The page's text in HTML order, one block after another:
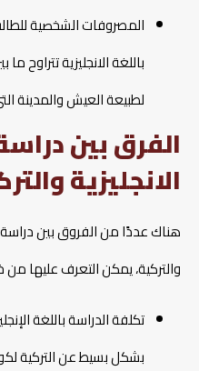
المصروفات الشخصية
لطبيعة العيش والمدينة
الفرق بين
الانجليزية
هناك عددًا من الفروق بين دراسة
والتركية، يمكن التعرف عليها من
تكلفة الدراسة باللغة
بشكل بسيط عن التركية لكون